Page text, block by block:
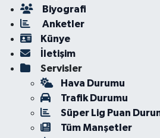
Biyografi
Anketler
Künye
İletişim
Servisler
Hava Durumu
Trafik Durumu
Süper Lig Puan
Tüm Manşetler